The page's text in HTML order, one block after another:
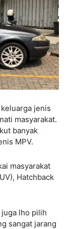
jenis
masyarakat.
banyak
MPV.
masyarakat
Hatchback
lho pilih
sangat jarang